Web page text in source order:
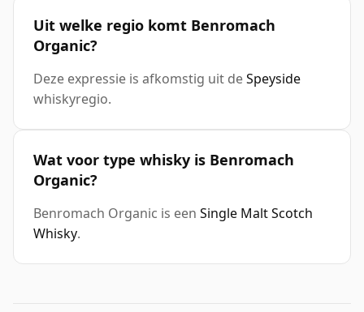
Uit welke regio komt Benromach
Organic?
Deze expressie is afkomstig uit deSpeyside
whiskyregio.
Wat voor type whisky is Benromach
Organic?
Benromach Organic is een Single Malt Scotch
Whisky.